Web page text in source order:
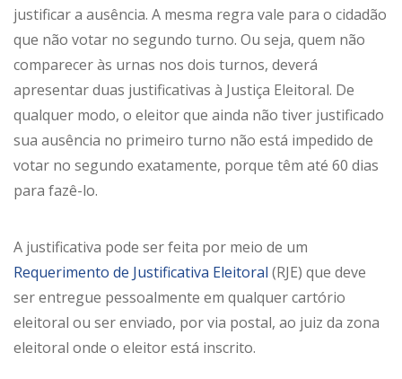
justificar a ausência. A mesma regra vale para o cidadão
que não votar no segundo turno. Ou seja, quem não
comparecer às urnas nos dois turnos, deverá
apresentar duas justificativas à Justiça Eleitoral. De
qualquer modo, o eleitor que ainda não tiver justificado
sua ausência no primeiro turno não está impedido de
votar no segundo exatamente, porque têm até 60 dias
para fazê-lo.
A justificativa pode ser feita por meio de um
Requerimento de Justificativa Eleitoral (RJE) que deve
ser entregue pessoalmente em qualquer cartório
eleitoral ou ser enviado, por via postal, ao juiz da zona
eleitoral onde o eleitor está inscrito.